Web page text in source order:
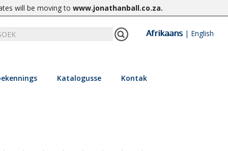
will be moving to www.jonathanball.co.za.
Afrikaans| English
Katalogusse Kontak